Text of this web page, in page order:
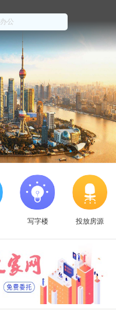
写字楼 投放房源